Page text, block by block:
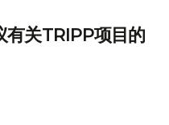
有关TRIPP项目的